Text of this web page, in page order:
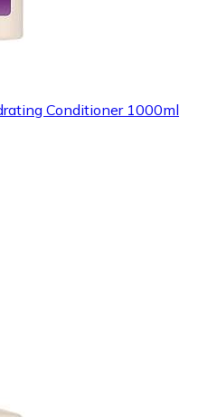
Conditioner 1000ml